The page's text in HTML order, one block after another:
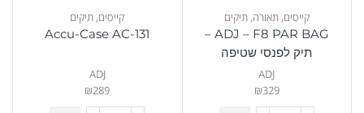
קייסים,תאורה,תיקים
ADJ – F8 PAR BAG –
תיק לפנסי שטיפה
ADJ
₪329
קייסים, תיקים
Accu-Case AC-131
ADJ
₪289